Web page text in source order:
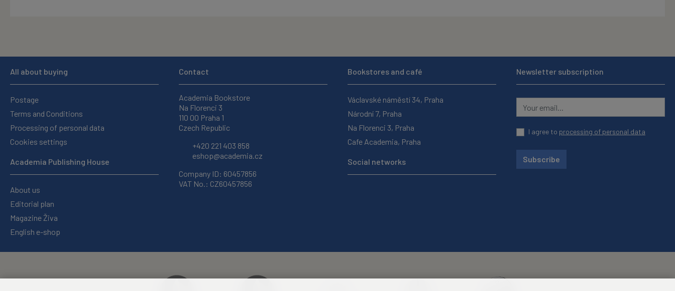
All about buying
Postage
Terms and Conditions
Processing of personal data
Cookies settings
Academia Publishing House
About us
Editorial plan
Magazine Živa
English e-shop
Contact
Academia Bookstore
Na Florenci 3
110 00 Praha 1
Czech Republic
+420 221 403 858
eshop@academia.cz
Company ID: 60457856
VAT No.: CZ60457856
Bookstores and café
Václavské náměstí 34, Praha
Národní 7, Praha
Na Florenci 3, Praha
Cafe Academia, Praha
Social networks
Newsletter subscription
I agree to processing of personal data
Subscribe